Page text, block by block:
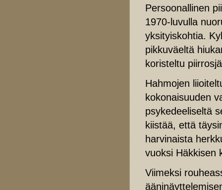
Persoonallinen
1970-luvulla
yksityiskohtia.
pikkuväeltä
koristeltu
Hahmojen
kokonaisuuden
psykedeeliseltä
kiistää, että
harvinaista
vuoksi Häkkisen
Viimeksi